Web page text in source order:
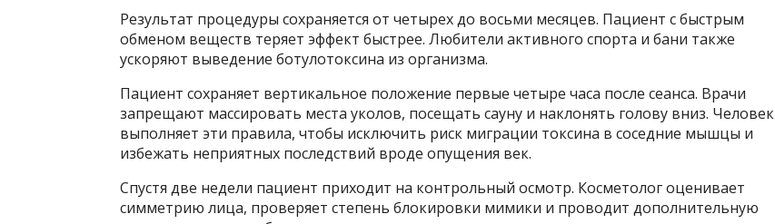
Результат процедуры сохраняется от четырех до восьми месяцев. Пациент с быстрым
обменом веществ теряет эффект быстрее. Любители активного спорта и бани также
ускоряют выведение ботулотоксина из организма.
Пациент сохраняет вертикальное положение первые четыре часа после сеанса. Врачи
запрещают массировать места уколов, посещать сауну и наклонять голову вниз. Человек
выполняет эти правила, чтобы исключить риск миграции токсина в соседние мышцы и
избежать неприятных последствий вроде опущения век.
Спустя две недели пациент приходит на контрольный осмотр. Косметолог оценивает
симметрию лица, проверяет степень блокировки мимики и проводит дополнительную